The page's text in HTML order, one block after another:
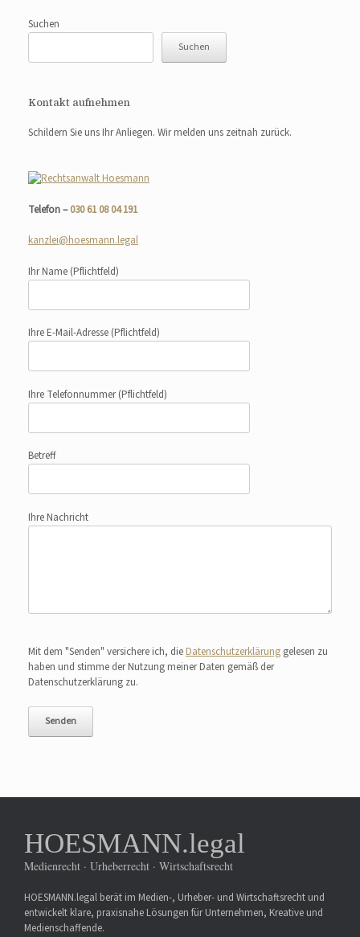
Suchen
Suchen
Kontakt aufnehmen
Schildern Sie uns Ihr Anliegen. Wir melden uns zeitnah zurück.
Telefon –030 61 08 04 191
kanzlei@hoesmann.legal
Ihr Name (Pflichtfeld)
Ihre E-Mail-Adresse (Pflichtfeld)
Ihre Telefonnummer(Pflichtfeld)
Betreff
Ihre Nachricht
Mit dem "Senden" versichere ich, die Datenschutzerklärung gelesen zu
haben und stimme der Nutzung meiner Daten gemäß der
Datenschutzerklärung zu.
HOESMANN.legal
Medienrecht · Urheberrecht · Wirtschaftsrecht
HOESMANN.legal berät im Medien-, Urheber- und Wirtschaftsrecht und
entwickelt klare, praxisnahe Lösungen für Unternehmen, Kreative und
Medienschaffende.